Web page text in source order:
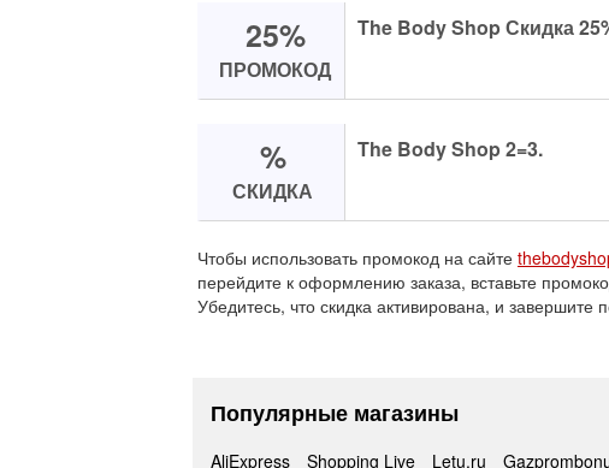
25%
ПРОМОКОД
The Body Shop Скидка
%
СКИДКА
The Body Shop 2=3.
Чтобы использовать промокод на сайте
перейдите к оформлению заказа, вставьте
Убедитесь, что скидка активирована, и завершите
Популярные магазины
AliExpress Shopping Live Letu.ru